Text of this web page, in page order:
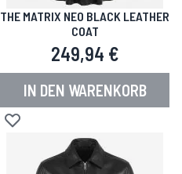
THE MATRIX NEO BLACK LEATHER
COAT
249,94 €
IN DEN WARENKORB
Zur Wunschliste hinzufügen